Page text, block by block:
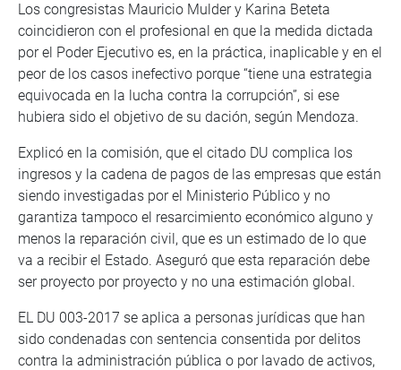
Los congresistas Mauricio Mulder y Karina Beteta
coincidieron con el profesional en que la medida dictada
por el Poder Ejecutivo es, en la práctica, inaplicable y en el
peor de los casos inefectivo porque “tiene una estrategia
equivocada en la lucha contra la corrupción”, si ese
hubiera sido el objetivo de su dación, según Mendoza.
Explicó en la comisión, que el citado DU complica los
ingresos y la cadena de pagos de las empresas que están
siendo investigadas por el Ministerio Público y no
garantiza tampoco el resarcimiento económico alguno y
menos la reparación civil, que es un estimado de lo que
va a recibir el Estado. Aseguró que esta reparación debe
ser proyecto por proyecto y no una estimación global.
EL DU 003-2017 se aplica a personas jurídicas que han
sido condenadas con sentencia consentida por delitos
contra la administración pública o por lavado de activos,